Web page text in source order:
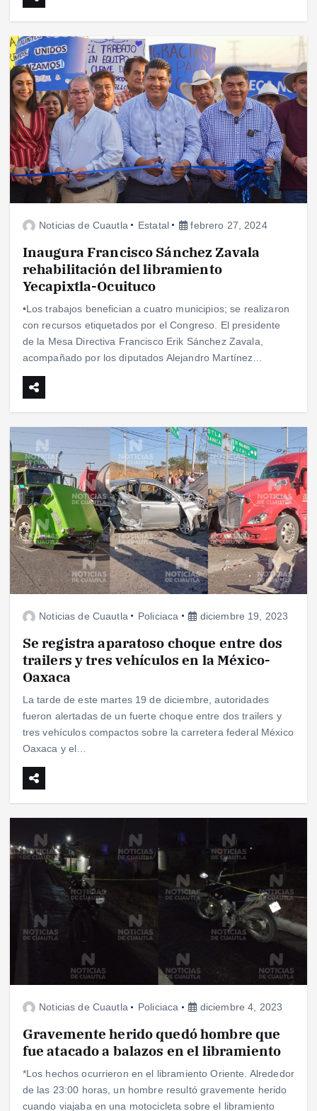
Noticias de Cuautla Estatal febrero 27, 2024
Inaugura Francisco Sánchez Zavala
rehabilitación del libramiento
Yecapixtla-Ocuituco
•Los trabajos benefician a cuatro municipios; se realizaron
con recursos etiquetados por el Congreso. El presidente
de la Mesa Directiva Francisco Erik Sánchez Zavala,
acompañado por los diputados Alejandro Martínez…
Noticias de Cuautla Policiaca diciembre 19, 2023
Se registra aparatoso choque entre dos
trailers y tres vehículos en la México-
Oaxaca
La tarde de este martes 19 de diciembre, autoridades
fueron alertadas de un fuerte choque entre dos trailers y
tres vehículos compactos sobre la carretera federal México
Oaxaca y el…
Noticias de Cuautla Policiaca diciembre 4, 2023
Gravemente herido quedó hombre que
fue atacado a balazos en el libramiento
*Los hechos ocurrieron en el libramiento Oriente. Alrededor
de las 23:00 horas, un hombre resultó gravemente herido
cuando viajaba en una motocicleta sobre el libramiento